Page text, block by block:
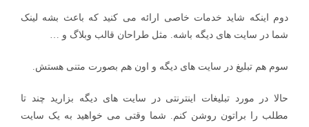
دوم اینکه شاید خدمات خاصی ارائه می کنید که باعث بشه لینک
شما در سایت های دیگه باشه. مثل طراحان قالب وبلاگ و …
سوم هم تبلیغ در سایت های دیگه و اون هم بصورت متنی هستش.
حالا در مورد تبلیغات اینترنتی در سایت های دیگه بزارید چند تا
مطلب را براتون روشن کنم. شما وقتی می خواهید به یک سایت